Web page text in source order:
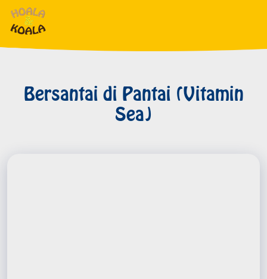
Bersantai di Pantai (Vitamin
Sea)